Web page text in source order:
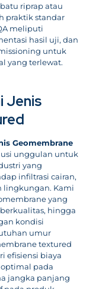
riprap atau
praktik standar
meliputi
hasil uji, dan
untuk
yang terlewat.
Jenis
Geomembrane
unggulan untuk
yang
infiltrasi cairan,
lingkungan. Kami
yang
hingga
kondisi
umur
textured
efisiensi biaya
pada
jangka panjang